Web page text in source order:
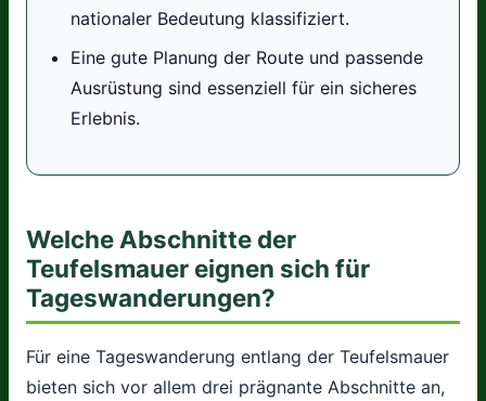
nationaler Bedeutung klassifiziert.
Eine gute Planung der Route und passende
Ausrüstung sind essenziell für ein sicheres
Erlebnis.
Welche Abschnitte der
Teufelsmauer eignen sich für
Tageswanderungen?
Für eine Tageswanderung entlang der Teufelsmauer
bieten sich vor allem drei prägnante Abschnitte an,